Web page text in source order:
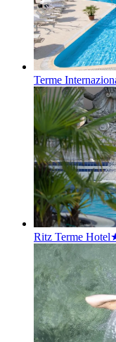
Terme
Ritz Terme